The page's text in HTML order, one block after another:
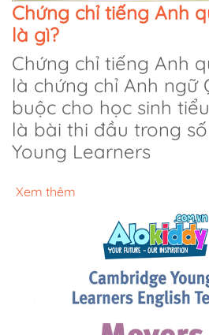
Chứng chỉ tiếng Anh
là gì?
Chứng chỉ tiếng Anh
là chứng chỉ Anh ngữ
buộc cho học sinh
là bài thi đầu trong
Young Learners
Xem thêm